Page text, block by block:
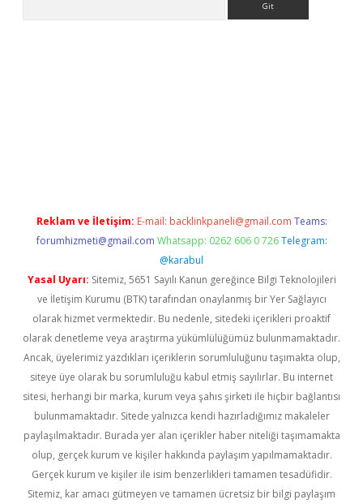
Reklam ve İletişim: E-mail: backlinkpaneli@gmail.com Teams:
forumhizmeti@gmail.com Whatsapp: 0262 606 0 726 Telegram:
@karabul
Yasal Uyarı: Sitemiz, 5651 Sayılı Kanun gereğince Bilgi Teknolojileri
ve İletişim Kurumu (BTK) tarafından onaylanmış bir Yer Sağlayıcı
olarak hizmet vermektedir. Bu nedenle, sitedeki içerikleri proaktif
olarak denetleme veya araştırma yükümlülüğümüz bulunmamaktadır.
Ancak, üyelerimiz yazdıkları içeriklerin sorumluluğunu taşımakta olup,
siteye üye olarak bu sorumluluğu kabul etmiş sayılırlar. Bu internet
sitesi, herhangi bir marka, kurum veya şahıs şirketi ile hiçbir bağlantısı
bulunmamaktadır. Sitede yalnızca kendi hazırladığımız makaleler
paylaşılmaktadır. Burada yer alan içerikler haber niteliği taşımamakta
olup, gerçek kurum ve kişiler hakkında paylaşım yapılmamaktadır.
Gerçek kurum ve kişiler ile isim benzerlikleri tamamen tesadüfidir.
Sitemiz, kar amacı gütmeyen ve tamamen ücretsiz bir bilgi paylaşım